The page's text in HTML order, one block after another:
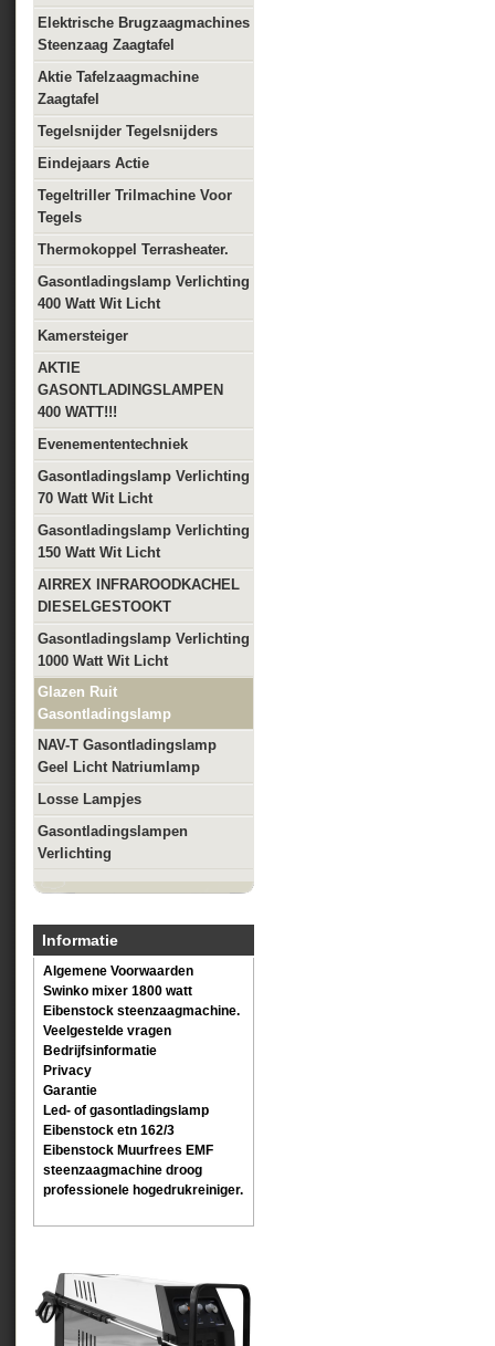
Elektrische Brugzaagmachines
Steenzaag Zaagtafel
Aktie Tafelzaagmachine
Zaagtafel
Tegelsnijder Tegelsnijders
Eindejaars Actie
Tegeltriller Trilmachine Voor
Tegels
Thermokoppel Terrasheater.
Gasontladingslamp Verlichting
400 Watt Wit Licht
Kamersteiger
AKTIE
GASONTLADINGSLAMPEN
400 WATT!!!
Evenemententechniek
Gasontladingslamp Verlichting
70 Watt Wit Licht
Gasontladingslamp Verlichting
150 Watt Wit Licht
AIRREX INFRAROODKACHEL
DIESELGESTOOKT
Gasontladingslamp Verlichting
1000 Watt Wit Licht
Glazen Ruit
Gasontladingslamp
NAV-T Gasontladingslamp
Geel Licht Natriumlamp
Losse Lampjes
Gasontladingslampen
Verlichting
Informatie
Algemene Voorwaarden
Swinko mixer 1800 watt
Eibenstock steenzaagmachine.
Veelgestelde vragen
Bedrijfsinformatie
Privacy
Garantie
Led- of gasontladingslamp
Eibenstock etn 162/3
Eibenstock Muurfrees EMF
steenzaagmachine droog
professionele hogedrukreiniger.